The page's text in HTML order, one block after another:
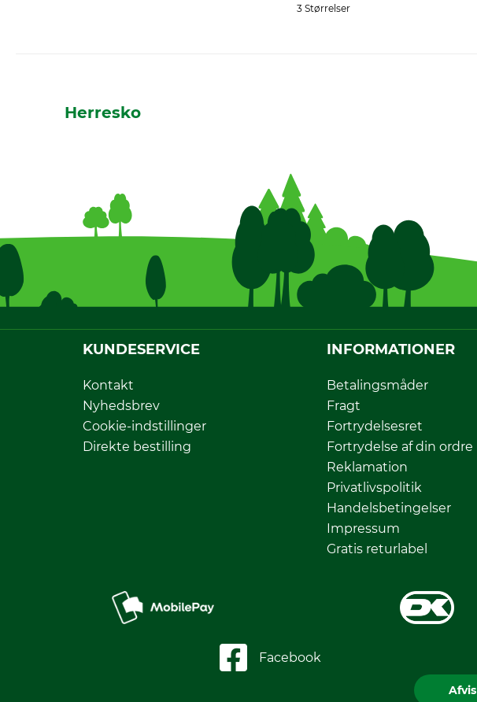
3 Størrelser
Herresko
KUNDESERVICE
Kontakt
Nyhedsbrev
Cookie-indstillinger
Direkte bestilling
INFORMATIONER
Betalingsmåder
Fragt
Fortrydelsesret
Fortrydelse af din ordre
Reklamation
Privatlivspolitik
Handelsbetingelser
Impressum
Gratis returlabel
Facebook
Afvis